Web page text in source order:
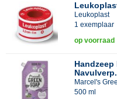
Leukoplast
1 exemplaar
op voorraad
Marcel's
500 ml